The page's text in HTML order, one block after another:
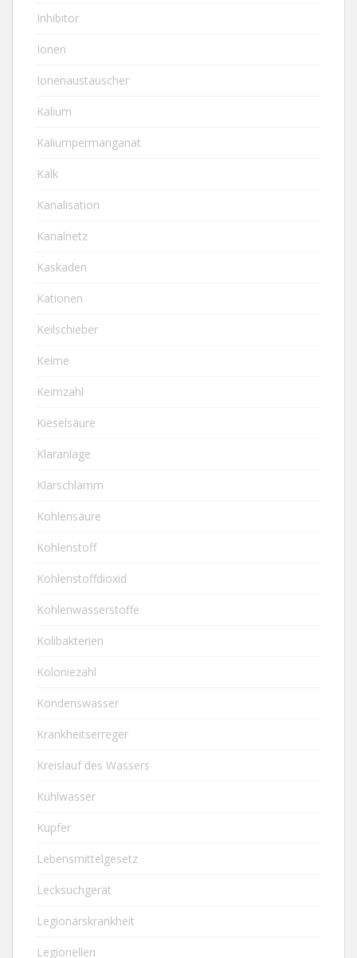
Inhibitor
Ionen
Ionenaustauscher
Kalium
Kaliumpermanganat
Kalk
Kanalisation
Kanalnetz
Kaskaden
Kationen
Keilschieber
Keime
Keimzahl
Kieselsäure
Kläranlage
Klärschlamm
Kohlensäure
Kohlenstoff
Kohlenstoffdioxid
Kohlenwasserstoffe
Kolibakterien
Koloniezahl
Kondenswasser
Krankheitserreger
Kreislauf des Wassers
Kühlwasser
Kupfer
Lebensmittelgesetz
Lecksuchgerät
Legionärskrankheit
Legionellen